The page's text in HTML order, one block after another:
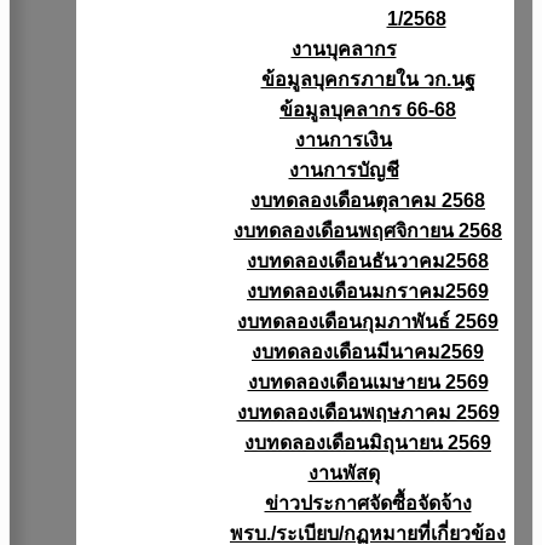
1/2568
งานบุคลากร
ข้อมูลบุคกรภายใน วก.นฐ
ข้อมูลบุคลากร 66-68
งานการเงิน
งานการบัญชี
งบทดลองเดือนตุลาคม 2568
งบทดลองเดือนพฤศจิกายน 2568
งบทดลองเดือนธันวาคม2568
งบทดลองเดือนมกราคม2569
งบทดลองเดือนกุมภาพันธ์ 2569
งบทดลองเดือนมีนาคม2569
งบทดลองเดือนเมษายน 2569
งบทดลองเดือนพฤษภาคม 2569
งบทดลองเดือนมิถุนายน 2569
งานพัสดุ
ข่าวประกาศจัดซื้อจัดจ้าง
พรบ./ระเบียบ/กฏหมายที่เกี่ยวข้อง